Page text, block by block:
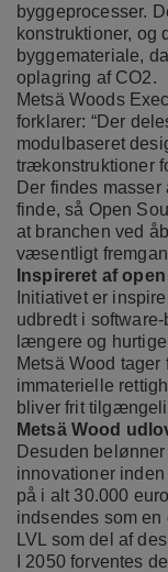
byggeprocesser.
konstruktioner, og
byggemateriale,
oplagring af CO2.
Metsä Woods
forklarer: “Der
modulbaseret
trækonstruktioner
Der findes
finde, så Open
at branchen ved
væsentligt
Inspireret af
Initiativet er
udbredt i
længere og
Metsä Wood
immaterielle
bliver frit
Metsä Wood
Desuden
innovationer
på i alt 30.000
indsendes som
LVL
som del af
I 2050 forventes